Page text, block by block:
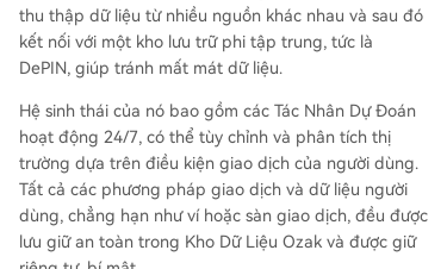
thu thập dữ liệu từ nhiều nguồn khác nhau và sau đó
kết nối với một kho lưu trữ phi tập trung, tức là
DePIN, giúp tránh mất mát dữ liệu.
Hệ sinh thái của nó bao gồm các Tác Nhân Dự Đoán
hoạt động 24/7, có thể tùy chỉnh và phân tích thị
trường dựa trên điều kiện giao dịch của người dùng.
Tất cả các phương pháp giao dịch và dữ liệu người
dùng, chẳng hạn như ví hoặc sàn giao dịch, đều được
lưu giữ an toàn trong Kho Dữ Liệu Ozak và được giữ